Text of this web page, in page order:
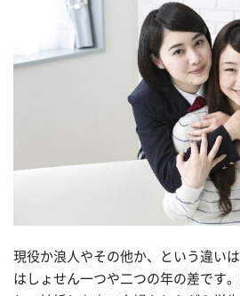
現役か浪人やその他か、という違い
はしょせん一つや二つの年の差です